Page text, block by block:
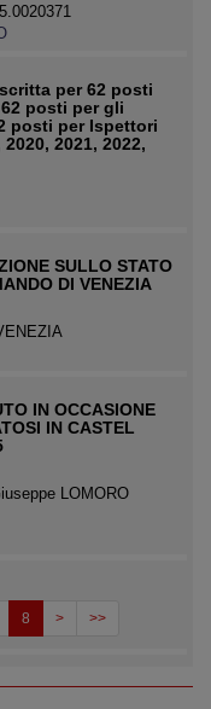
per 62 posti
posti per gli
posti per Ispettori
2021, 2022,
SULLO STATO
DI VENEZIA
IN OCCASIONE
IN CASTEL
LOMORO
8 > >>